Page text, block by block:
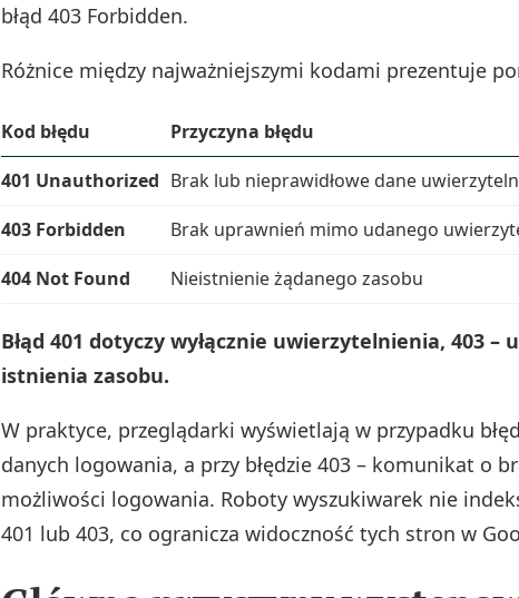
błąd 403 Forbidden.
Różnice między najważniejszymi kodami prezentuje
Kod błędu Przyczyna błędu
401 Unauthorized Brak lub nieprawidłowe dane
403 Forbidden
Brak uprawnień mimo udanego
404 Not Found
Nieistnienie żądanego zasobu
Błąd 401 dotyczy wyłącznie uwierzytelnienia, 403 –
istnienia zasobu.
W praktyce, przeglądarki wyświetlają w przypadku
danych logowania, a przy błędzie 403 – komunikat o
możliwości logowania. Roboty wyszukiwarek nie
401 lub 403, co ogranicza widoczność tych stron w